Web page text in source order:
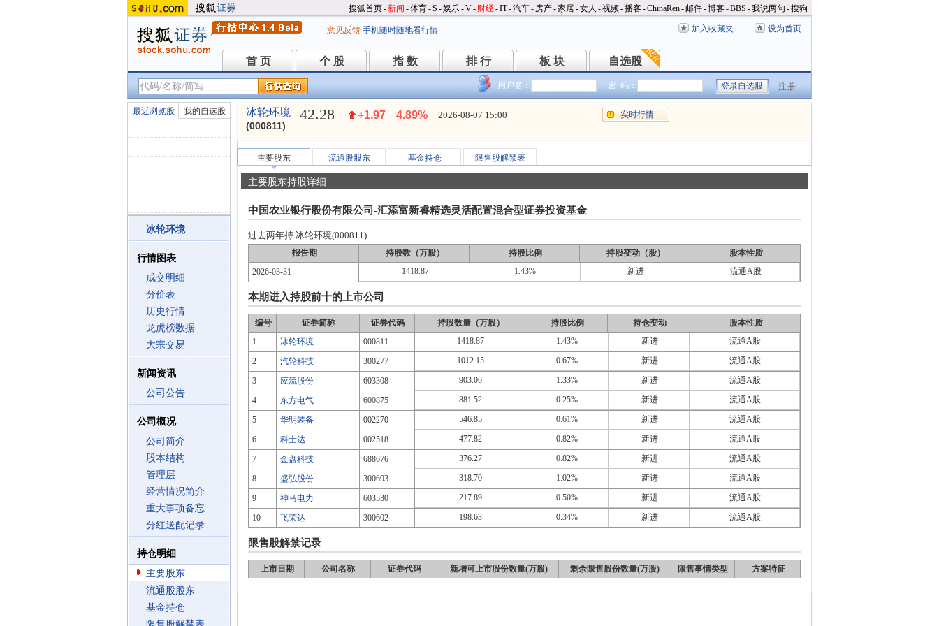
搜狐首页-新闻 -体育-S -娱乐-V- 财经-IT-汽车- 房产-家居-女人 -视频-播客-ChinaRen-邮件-博客-BBS -我说两句 -搜狗
意见反馈 手机随时随地看行情 加入收藏夹 设为首页
首 页
首 页 个 股
个 股 指 数
指 数 排 行
排 行 板 块
板 块 自选股
自选股
用户名： 密 码： 注册
最近浏览股 我的自选股
冰轮环境
行情图表
成交明细
分价表
历史行情
龙虎榜数据
大宗交易
新闻资讯
公司公告
公司概况
公司简介
股本结构
管理层
经营情况简介
重大事项备忘
分红送配记录
持仓明细
主要股东
流通股股东
基金持仓
冰轮环境
(000811)
42.28 +1.97 4.89% 2026-08-07 15:00 实时行情
主要股东 流通股股东 基金持仓 限售股解禁表
主要股东持股详细
中国农业银行股份有限公司-汇添富新睿精选灵活配置混合型证券投资基金
过去两年持 冰轮环境(000811)
报告期 持股数（万股） 持股比例 持股变动（股）
股本性质
2026-03-31
1418.87 1.43% 新进 流通A股
本期进入持股前十的上市公司
编号 证券简称 证券代码 持股数量（万股） 持股比例 持仓变动
股本性质
1
冰轮环境 000811 1418.87 1.43% 新进 流通A股
2 汽轮科技 300277 1012.15 0.67% 新进 流通A股
3 应流股份 603308 903.06 1.33% 新进 流通A股
4 东方电气 600875 881.52 0.25% 新进 流通A股
5 华明装备 002270 546.85 0.61% 新进 流通A股
6 科士达 002518 477.82 0.82% 新进 流通A股
7 金盘科技 688676 376.27 0.82% 新进 流通A股
8 盛弘股份 300693 318.70 1.02% 新进 流通A股
9 神马电力 603530 217.89 0.50% 新进 流通A股
10 飞荣达 300602 198.63 0.34% 新进 流通A股
限售股解禁记录
上市日期 公司名称 证券代码 新增可上市股份数量(万股) 剩余限售股份数量(万股) 限售事情类型 方案特征